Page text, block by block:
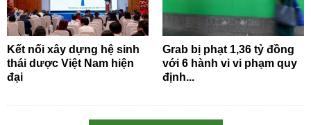
Kết nối xây dựng hệ sinh
thái dược Việt Nam hiện
đại
Grab bị phạt 1,36 tỷ đồng
với 6 hành vi vi phạm quy
định...